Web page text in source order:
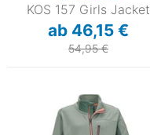
KOS 157 Girls Jacket
ab 46,15 €
54,95 €